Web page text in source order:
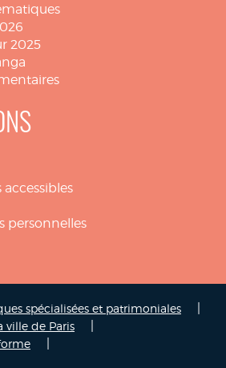
2025
personnelles
spécialisées et patrimoniales
ville de Paris